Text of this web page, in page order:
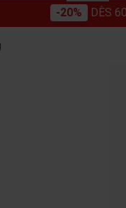
DÈS 60€|